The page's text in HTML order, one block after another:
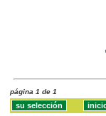
página 1 de 1